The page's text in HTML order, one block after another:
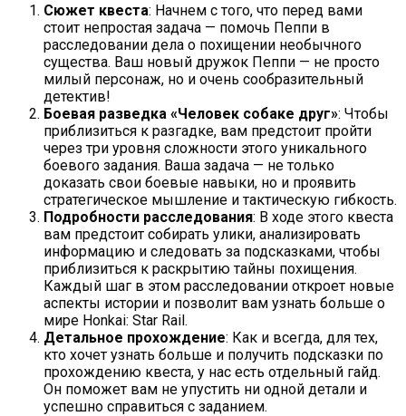
Сюжет квеста: Начнем с того, что перед вами
стоит непростая задача — помочь Пеппи в
расследовании дела о похищении необычного
существа. Ваш новый дружок Пеппи — не просто
милый персонаж, но и очень сообразительный
детектив!
Боевая разведка «Человек собаке друг»: Чтобы
приблизиться к разгадке, вам предстоит пройти
через три уровня сложности этого уникального
боевого задания. Ваша задача — не только
доказать свои боевые навыки, но и проявить
стратегическое мышление и тактическую гибкость.
Подробности расследования: В ходе этого квеста
вам предстоит собирать улики, анализировать
информацию и следовать за подсказками, чтобы
приблизиться к раскрытию тайны похищения.
Каждый шаг в этом расследовании откроет новые
аспекты истории и позволит вам узнать больше о
мире Honkai: Star Rail.
Детальное прохождение: Как и всегда, для тех,
кто хочет узнать больше и получить подсказки по
прохождению квеста, у нас есть отдельный гайд.
Он поможет вам не упустить ни одной детали и
успешно справиться с заданием.